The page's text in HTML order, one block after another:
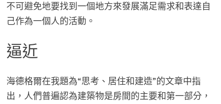
不可避免地要找到一個地方來發展滿足需求和表達自
己作為一個人的活動。
逼近
海德格爾在我題為“思考、居住和建造”的文章中指
出，人們普遍認為建築物是房間的主要和第一部分，